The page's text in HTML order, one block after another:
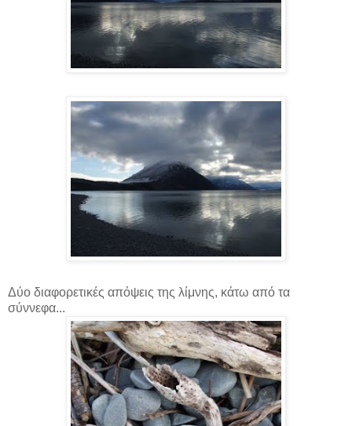
Δύο διαφορετικές απόψεις της λίμνης, κάτω από τα
σύννεφα...